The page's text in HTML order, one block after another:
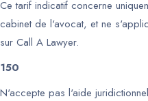
Ce tarif indicatif concerne
cabinet de l'avocat, et ne
sur Call A Lawyer.
150
N'accepte pas l'aide